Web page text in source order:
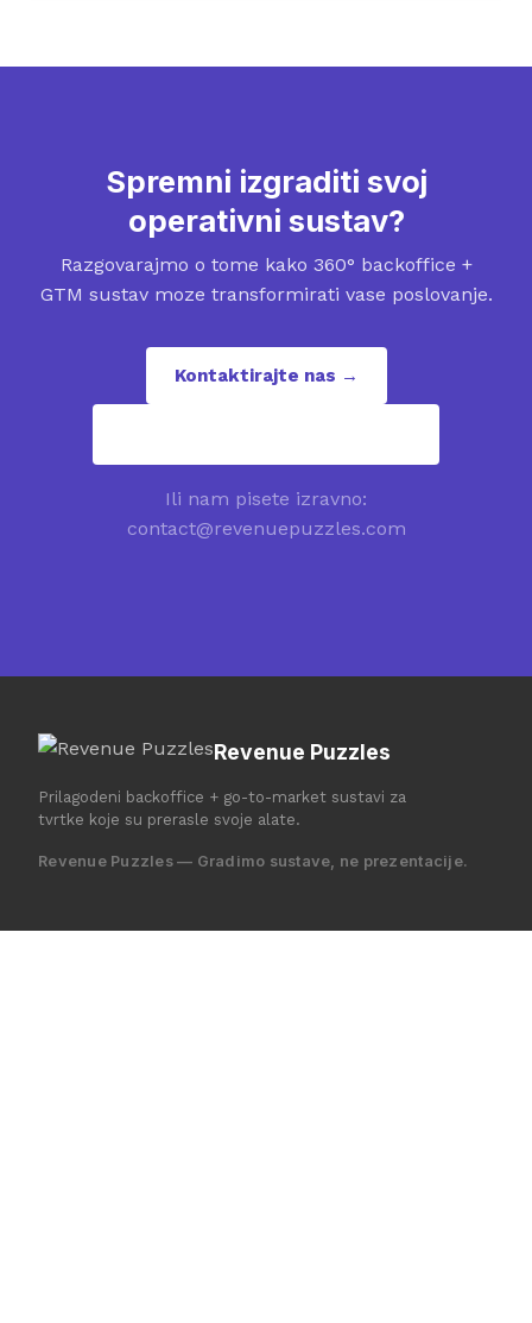
Spremni izgraditi svoj
operativni sustav?
Razgovarajmo o tome kako 360° backoffice +
GTM sustav moze transformirati vase poslovanje.
Kontaktirajte nas →
Ili nam pisete izravno:
contact@revenuepuzzles.com
Revenue Puzzles
Prilagodeni backoffice + go-to-market sustavi za
tvrtke koje su prerasle svoje alate.
Revenue Puzzles — Gradimo sustave, ne prezentacije.